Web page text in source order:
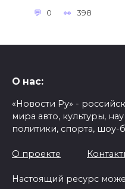
0 398
О нас:
«Новости Ру» -
мира авто, культуры,
политики, спорта, шоу-
О проекте
Настоящий ресурс